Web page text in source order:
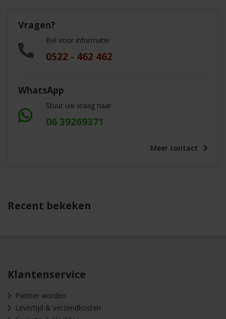
Vragen?
Bel voor informatie
0522 - 462 462
WhatsApp
Stuur uw vraag naar
06 39269371
Meer contact
Recent bekeken
Klantenservice
Partner worden
Levertijd & verzendkosten